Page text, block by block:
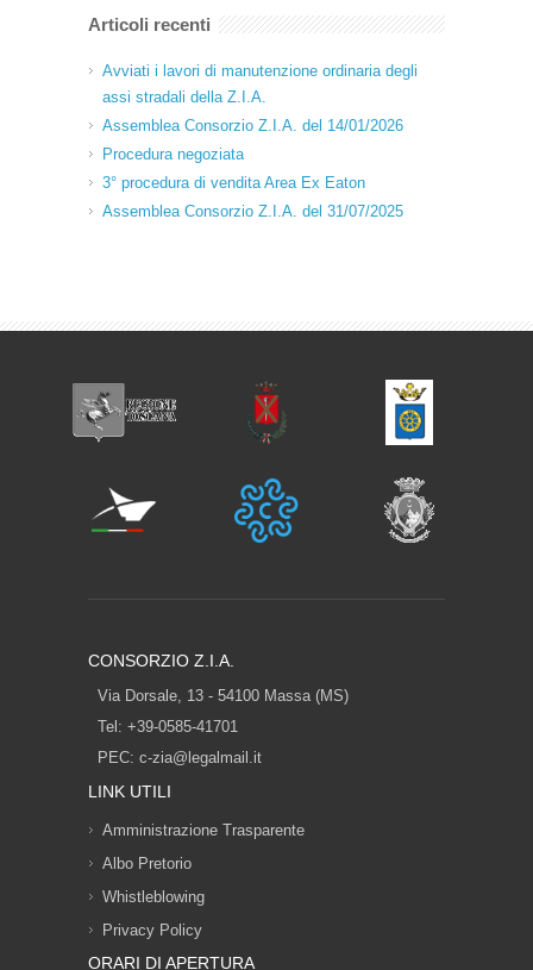
Articoli recenti
Avviati i lavori di manutenzione ordinaria degli
assi stradali della Z.I.A.
Assemblea Consorzio Z.I.A. del 14/01/2026
Procedura negoziata
3° procedura di vendita Area Ex Eaton
Assemblea Consorzio Z.I.A. del 31/07/2025
CONSORZIO Z.I.A.
Via Dorsale, 13 - 54100 Massa (MS)
Tel: +39-0585-41701
PEC: c-zia@legalmail.it
LINK UTILI
Amministrazione Trasparente
Albo Pretorio
Whistleblowing
Privacy Policy
ORARI DI APERTURA